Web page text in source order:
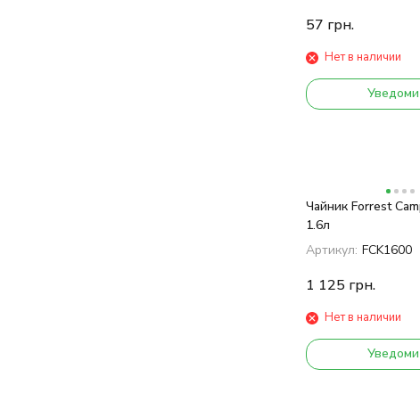
57 грн.
Нет в наличии
Чайник Forrest
1.6л
Артикул: FCK1600
1 125 грн.
Нет в наличии